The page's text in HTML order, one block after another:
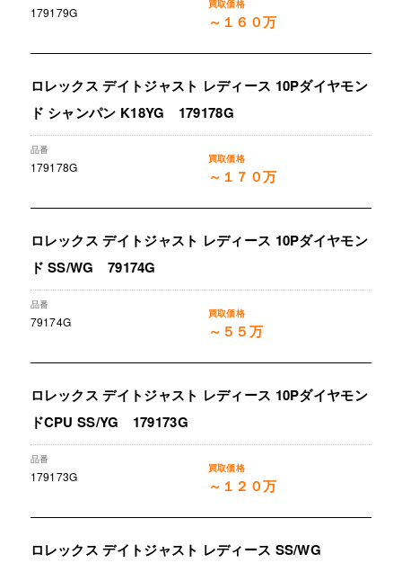
179179G ～１６０万
ロレックス デイトジャスト レディース 10Pダイヤモン
ド シャンパン K18YG 179178G
179178G ～１７０万
ロレックス デイトジャスト レディース 10Pダイヤモン
ド SS/WG 79174G
79174G ～５５万
ロレックス デイトジャスト レディース 10Pダイヤモン
ドCPU SS/YG 179173G
179173G ～１２０万
ロレックス デイトジャスト レディース SS/WG